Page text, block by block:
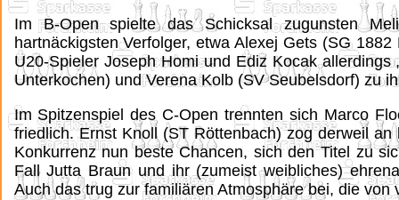
Im B-Open spielte das Schicksal zugunsten
hartnäckigsten Verfolger, etwa Alexej Gets (SG
U20-Spieler Joseph Homi und Ediz Kocak
Unterkochen) und Verena Kolb (SV Seubelsdorf) zu
Im Spitzenspiel des C-Open trennten sich Marco
friedlich. Ernst Knoll (ST Röttenbach) zog derweil
Konkurrenz nun beste Chancen, sich den Titel zu
Fall Jutta Braun und ihr (zumeist weibliches)
Auch das trug zur familiären Atmosphäre bei, die